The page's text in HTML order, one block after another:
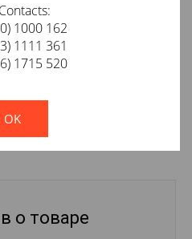
изготовить
необходимой Вам длины
UPOCC 4m
о товаре
1000 162
1111 361
1715 520
valid!
OK